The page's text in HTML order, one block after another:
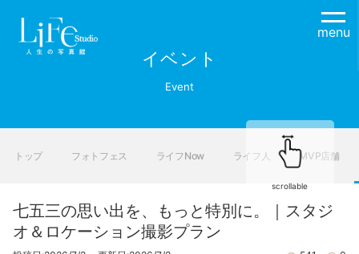
menu
イベント
Event
トップ フォトフェス ライフNow ライフ人 MVP店舗
七五三の思い出を、もっと特別に。｜スタジ
オ＆ロケーション撮影プラン